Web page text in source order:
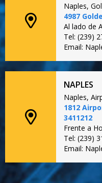
Naples,
4987
Al lado de
Tel: (239)
Email:
NAPLES
Naples,
1812
3411212
Frente a
Tel: (239)
Email: